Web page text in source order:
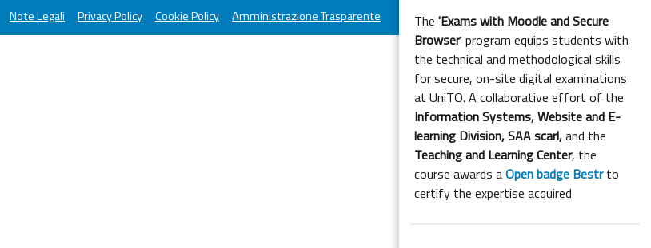
The'Exams with Moodle and Secure
Browser' program equips students with
the technical and methodological skills
for secure, on-site digital examinations
at UniTO. A collaborative effort of the
Information Systems, Website and E-
learning Division,SAA scarl,and the
Teaching and Learning Center, the
course awards aOpen badge Bestrto
certify the expertise acquired
Note Legali Privacy Policy Cookie Policy Amministrazione Trasparente